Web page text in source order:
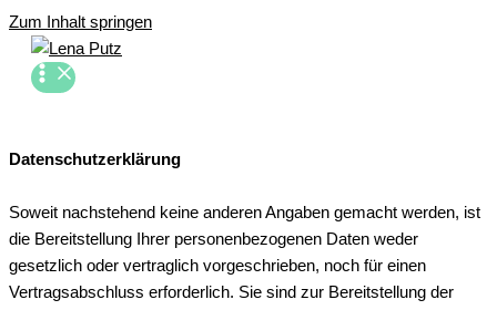
Zum Inhalt springen
Datenschutzerklärung
Soweit nachstehend keine anderen Angaben gemacht werden, ist
die Bereitstellung Ihrer personenbezogenen Daten weder
gesetzlich oder vertraglich vorgeschrieben, noch für einen
Vertragsabschluss erforderlich. Sie sind zur Bereitstellung der